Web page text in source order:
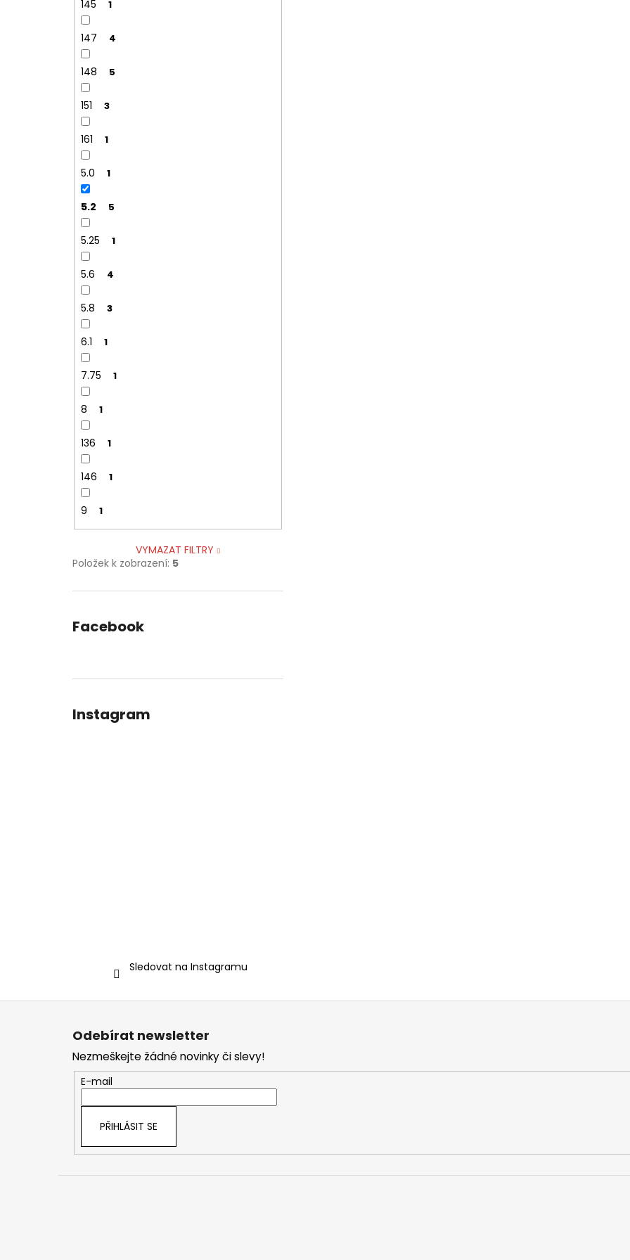
145 1
147 4
148 5
151 3
161 1
5.0 1
5.2 5
5.25 1
5.6 4
5.8 3
6.1 1
7.75 1
8 1
136 1
146 1
9 1
VYMAZAT FILTRY
Položek k zobrazení: 5
Facebook
Instagram
Sledovat na Instagramu
Z
Odebírat newsletter
Nezmeškejte žádné novinky či slevy!
E-mail
PŘIHLÁSIT SE